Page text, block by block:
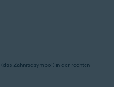
(das Zahnradsymbol) in der rechten